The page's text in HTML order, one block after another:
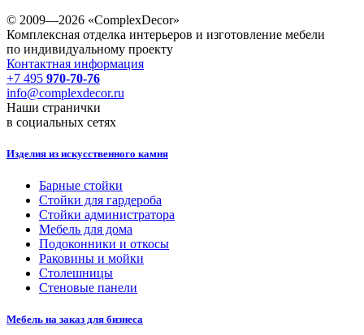
© 2009—2026 «ComplexDecor»
Комплексная отделка интерьеров и изготовление мебели
по индивидуальному проекту
Контактная информация
+7 495 970-70-76
info@complexdecor.ru
Наши странички
в социальных сетях
Изделия из искусственного камня
Барные стойки
Стойки для гардероба
Стойки администратора
Мебель для дома
Подоконники и откосы
Раковины и мойки
Столешницы
Стеновые панели
Мебель на заказ для бизнеса